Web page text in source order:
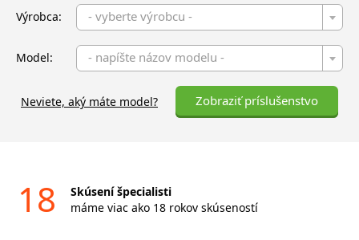
Výrobca: - vyberte výrobcu -
Model: - napíšte názov modelu -
Neviete, aký máte model? Zobraziť príslušenstvo
18
Skúsení špecialisti
máme viac ako 18 rokov skúseností